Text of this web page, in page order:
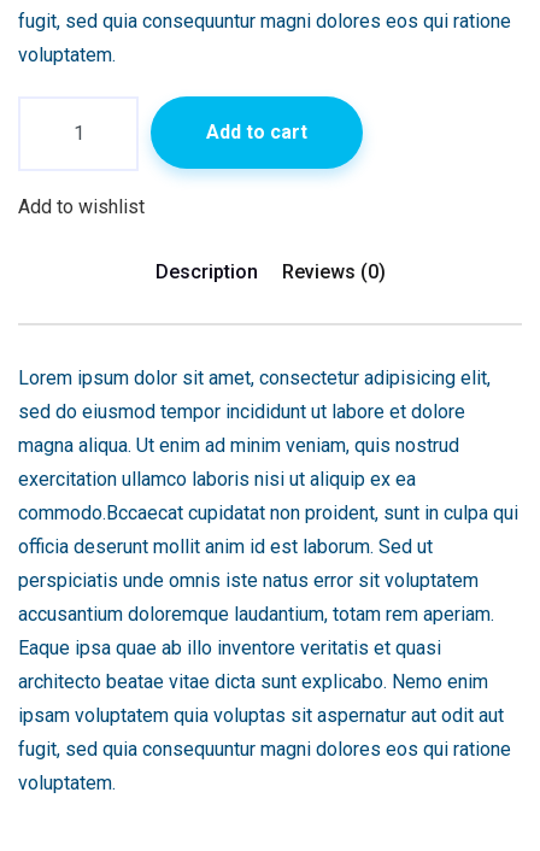
fugit, sed quia consequuntur magni dolores eos qui ratione
voluptatem.
Add to cart
Add to wishlist
Description Reviews (0)
Lorem ipsum dolor sit amet, consectetur adipisicing elit,
sed do eiusmod tempor incididunt ut labore et dolore
magna aliqua. Ut enim ad minim veniam, quis nostrud
exercitation ullamco laboris nisi ut aliquip ex ea
commodo.Bccaecat cupidatat non proident, sunt in culpa qui
officia deserunt mollit anim id est laborum. Sed ut
perspiciatis unde omnis iste natus error sit voluptatem
accusantium doloremque laudantium, totam rem aperiam.
Eaque ipsa quae ab illo inventore veritatis et quasi
architecto beatae vitae dicta sunt explicabo. Nemo enim
ipsam voluptatem quia voluptas sit aspernatur aut odit aut
fugit, sed quia consequuntur magni dolores eos qui ratione
voluptatem.